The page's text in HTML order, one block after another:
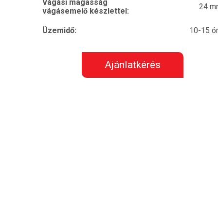
Vágási magasság
vágásemelő készlettel:
24
Üzemidő: 10-15
Ajánlatkérés